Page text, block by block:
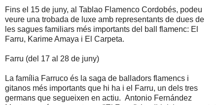
Fins el 15 de juny, al Tablao Flamenco Cordobés, podeu
veure una trobada de luxe amb representants de dues de
les sagues familiars més importants del ball flamenc: El
Farru, Karime Amaya i El Carpeta.
Farru (del 17 al 28 de juny)
La família Farruco és la saga de balladors flamencs i
gitanos més importants que hi ha i el Farru, un dels tres
germans que segueixen en actiu. Antonio Fernández